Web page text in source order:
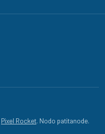
Pixel Rocket. Nodo patitanode.